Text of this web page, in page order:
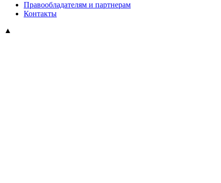
Правообладателям и партнерам
Контакты
▲